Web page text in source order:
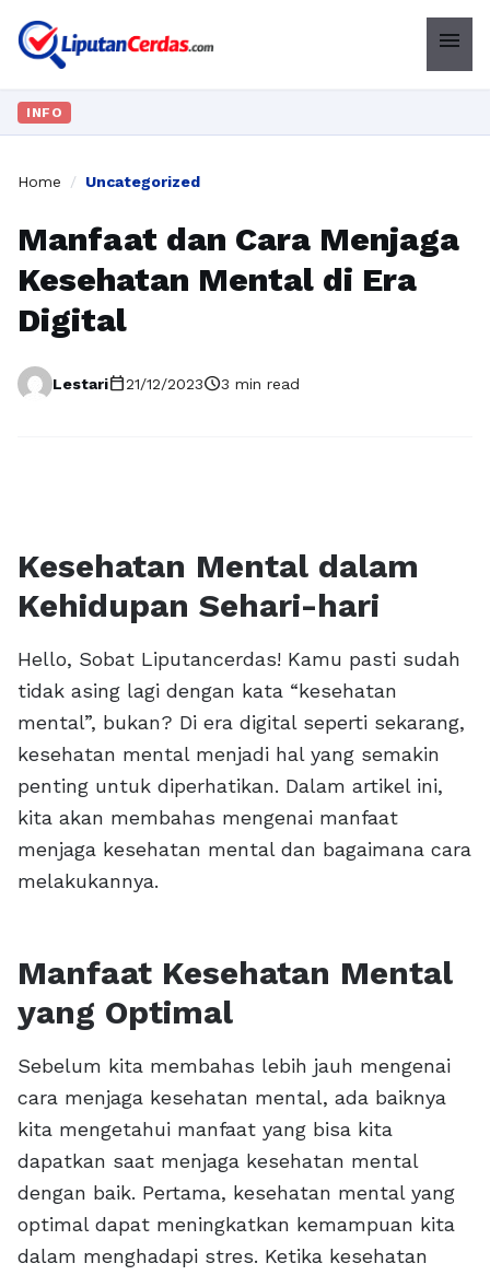
menu
INFO
Home / Uncategorized
Manfaat dan Cara Menjaga
Kesehatan Mental di Era
Digital
Lestaricalendar_today21/12/2023schedule3 min read
Kesehatan Mental dalam
Kehidupan Sehari-hari
Hello, Sobat Liputancerdas! Kamu pasti sudah
tidak asing lagi dengan kata “kesehatan
mental”, bukan? Di era digital seperti sekarang,
kesehatan mental menjadi hal yang semakin
penting untuk diperhatikan. Dalam artikel ini,
kita akan membahas mengenai manfaat
menjaga kesehatan mental dan bagaimana cara
melakukannya.
Manfaat Kesehatan Mental
yang Optimal
Sebelum kita membahas lebih jauh mengenai
cara menjaga kesehatan mental, ada baiknya
kita mengetahui manfaat yang bisa kita
dapatkan saat menjaga kesehatan mental
dengan baik. Pertama, kesehatan mental yang
optimal dapat meningkatkan kemampuan kita
dalam menghadapi stres. Ketika kesehatan